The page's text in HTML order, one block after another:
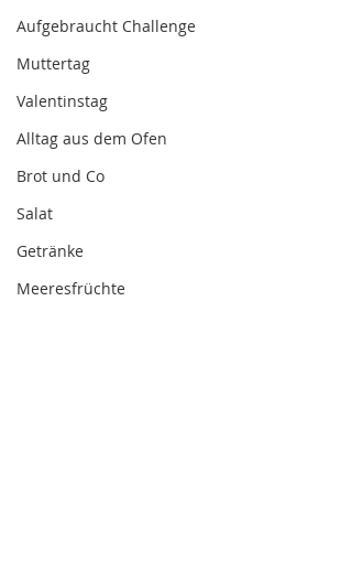
Aufgebraucht Challenge
Muttertag
Valentinstag
Alltag aus dem Ofen
Brot und Co
Salat
Getränke
Meeresfrüchte